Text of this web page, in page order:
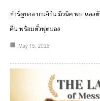
ทัวร์ดูบอล บาเยิร์น มิวนิค พบ แอส
คืน พร้อมตั๋วฟุตบอล
May 15, 2026